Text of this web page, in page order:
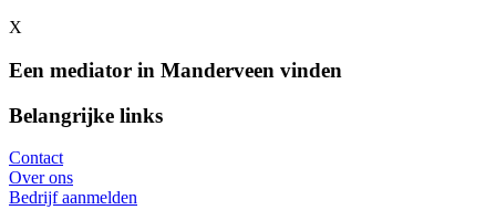
X
Een mediator in Manderveen vinden
Belangrijke links
Contact
Over ons
Bedrijf aanmelden